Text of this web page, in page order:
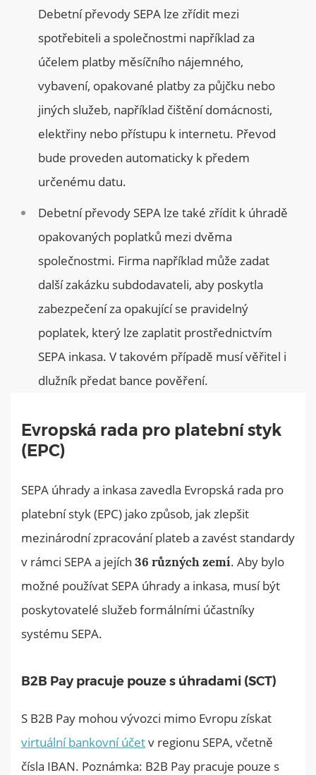
Debetní převody SEPA lze zřídit mezi
spotřebiteli a společnostmi například za
účelem platby měsíčního nájemného,
vybavení, opakované platby za půjčku nebo
jiných služeb, například čištění domácnosti,
elektřiny nebo přístupu k internetu. Převod
bude proveden automaticky k předem
určenému datu.
Debetní převody SEPA lze také zřídit k úhradě
opakovaných poplatků mezi dvěma
společnostmi. Firma například může zadat
další zakázku subdodavateli, aby poskytla
zabezpečení za opakující se pravidelný
poplatek, který lze zaplatit prostřednictvím
SEPA inkasa. V takovém případě musí věřitel i
dlužník předat bance pověření.
Evropská rada pro platební styk
(EPC)
SEPA úhrady a inkasa zavedla Evropská rada pro
platební styk (EPC) jako způsob, jak zlepšit
mezinárodní zpracování plateb a zavést standardy
v rámci SEPA a jejích 36 různých zemí. Aby bylo
možné používat SEPA úhrady a inkasa, musí být
poskytovatelé služeb formálními účastníky
systému SEPA.
B2B Pay pracuje pouze s úhradami (SCT)
S B2B Pay mohou vývozci mimo Evropu získat
virtuální bankovní účetv regionu SEPA, včetně
čísla IBAN. Poznámka: B2B Pay pracuje pouze s